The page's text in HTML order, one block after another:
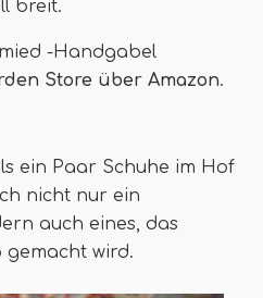
breit.
-Handgabel
Store über Amazon.
ein Paar Schuhe im Hof
nicht nur ein
auch eines, das
wird.